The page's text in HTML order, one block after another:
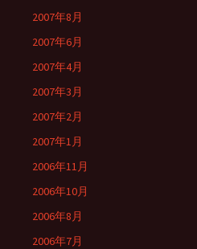
2007年8月
2007年6月
2007年4月
2007年3月
2007年2月
2007年1月
2006年11月
2006年10月
2006年8月
2006年7月